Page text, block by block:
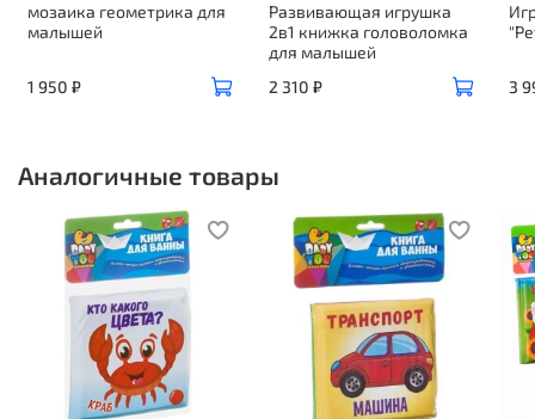
мозаика геометрика для
малышей
1 950 ₽
Развивающая игрушка
2в1 книжка головоломка
для малышей
2 310 ₽
3
Аналогичные товары